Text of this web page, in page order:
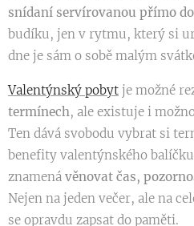
snídaní servírovanou přímo
budíku, jen v rytmu, který si
dne je sám o sobě malým
Valentýnský pobyt je možné
termínech, ale existuje i
Ten dává svobodu vybrat si
benefity valentýnského
znamená věnovat čas,
Nejen na jeden večer, ale na
se opravdu zapsat do paměti.